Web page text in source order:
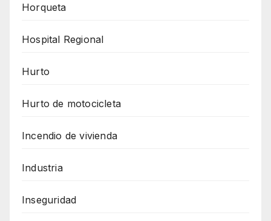
Horqueta
Hospital Regional
Hurto
Hurto de motocicleta
Incendio de vivienda
Industria
Inseguridad